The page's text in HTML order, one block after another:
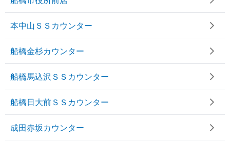
本中山ＳＳカウンター
船橋金杉カウンター
船橋馬込沢ＳＳカウンター
船橋日大前ＳＳカウンター
成田赤坂カウンター